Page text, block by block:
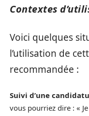
Contextes
Voici quelques
l’utilisation de
recommandée :
Suivi d’une
vous pourriez dire : «